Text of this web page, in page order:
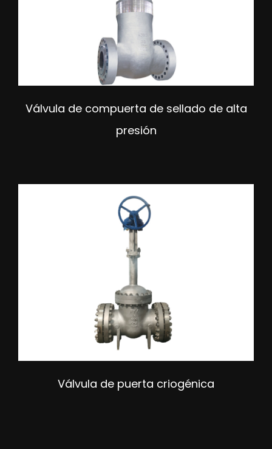
Válvula de compuerta de sellado de alta
presión
Válvula de puerta criogénica